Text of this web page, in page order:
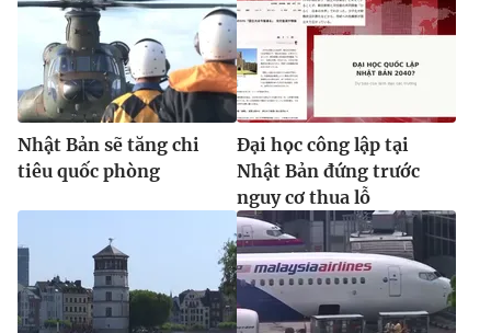
Nhật Bản sẽ tăng chi
tiêu quốc phòng
Đại học công lập tại
Nhật Bản đứng trước
nguy cơ thua lỗ